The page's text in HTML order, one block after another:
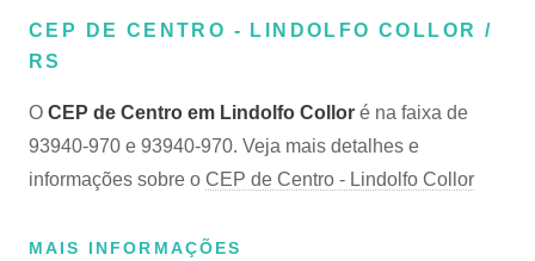
CEP DE CENTRO - LINDOLFO COLLOR /
RS
O CEP de Centro em Lindolfo Collor é na faixa de
93940-970 e 93940-970. Veja mais detalhes e
informações sobre o CEP de Centro - Lindolfo Collor
MAIS INFORMAÇÕES